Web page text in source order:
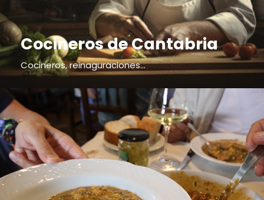
Cocineros de Cantabria
Cocineros, reinaguraciones...